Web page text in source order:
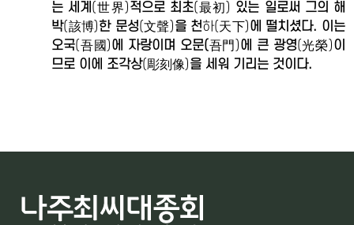
는 세계 (世界)적으로 최초(最初) 있는 일로써 그의 해
박(該博)한 문성(文聲)을 천하(天下)에 떨치셨다. 이는
오국(吾國)에 자랑이며 오문(吾門)에 큰 광영(光榮)이
므로 이에 조각상(彫刻像)을 세워 기리는 것이다.